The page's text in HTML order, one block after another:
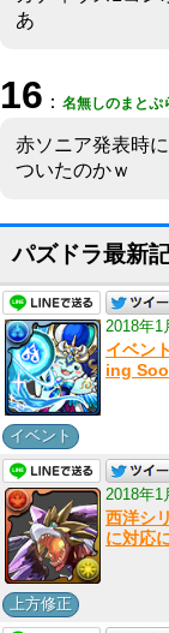
あ
16 ： 名無しのまとぷ
赤ソニア発表時
ついたのかｗ
パズドラ最新
2018年1
イベン
ing
イベント
2018年1
西洋シ
に対応に
上方修正